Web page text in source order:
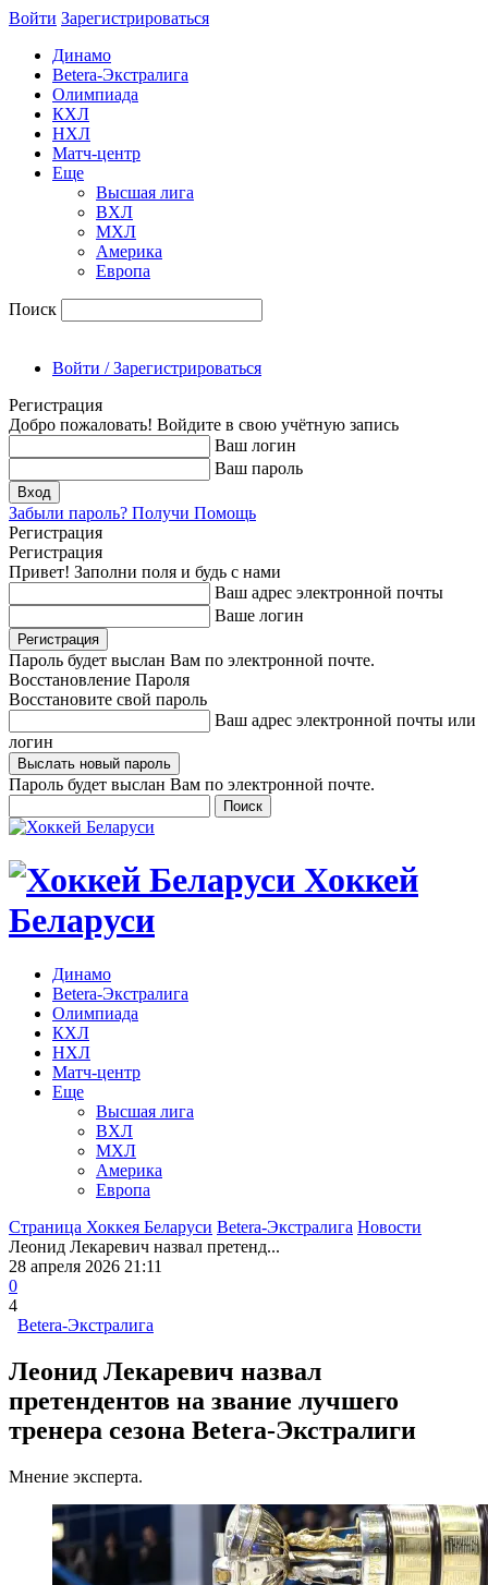
Войти Зарегиcтрироваться
Динамо
Betera-Экстралига
Олимпиада
КХЛ
НХЛ
Матч-центр
Еще
Высшая лига
ВХЛ
МХЛ
Америка
Европа
Поиск
Войти / Зарегистрироваться
Регистрация
Добро пожаловать! Войдите в свою учётную запись
Ваш логин
Ваш пароль
Забыли пароль? Получи Помощь
Регистрация
Регистрация
Привет! Заполни поля и будь с нами
Ваш адрес электронной почты
Ваше логин
Пароль будет выслан Вам по электронной почте.
Восстановление Пароля
Восстановите свой пароль
Ваш адрес электронной почты или
логин
Пароль будет выслан Вам по электронной почте.
Хоккей
Беларуси
Динамо
Betera-Экстралига
Олимпиада
КХЛ
НХЛ
Матч-центр
Еще
Высшая лига
ВХЛ
МХЛ
Америка
Европа
Страница Хоккея Беларуси Betera-Экстралига Новости
Леонид Лекаревич назвал претенд...
28 апреля 2026 21:11
0
4
Betera-Экстралига
Леонид Лекаревич назвал
претендентов на звание лучшего
тренера сезона Betera-Экстралиги
Мнение эксперта.